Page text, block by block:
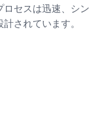
セスは迅速、シン
されています。